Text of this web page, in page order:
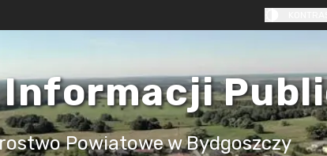
Powiatowe w Bydgoszczy